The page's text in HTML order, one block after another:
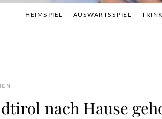
HEIMSPIEL AUSWÄRTSSPIEL
nach Hause